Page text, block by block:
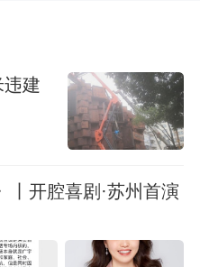
建
丨开腔喜剧·苏州首演